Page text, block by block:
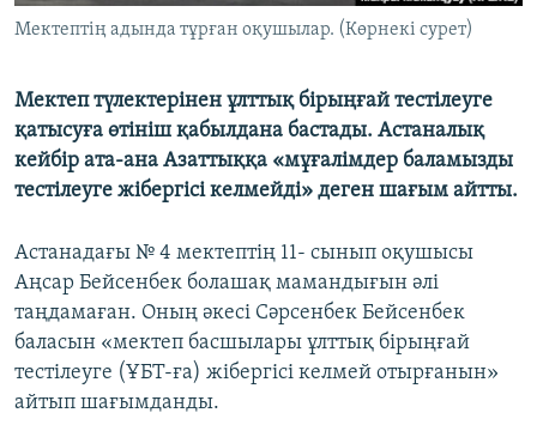
Басқа тілдерде
Мектептің адында тұрған оқушылар. (Көрнекі сурет)
Мектеп түлектерінен ұлттық бірыңғай тестілеуге
қатысуға өтініш қабылдана бастады. Астаналық
кейбір ата-ана Азаттыққа «мұғалімдер баламызды
тестілеуге жібергісі келмейді» деген шағым айтты.
Астанадағы № 4 мектептің 11- сынып оқушысы
Аңсар Бейсенбек болашақ мамандығын әлі
таңдамаған. Оның әкесі Сәрсенбек Бейсенбек
баласын «мектеп басшылары ұлттық бірыңғай
тестілеуге (ҰБТ-ға) жібергісі келмей отырғанын»
айтып шағымданды.